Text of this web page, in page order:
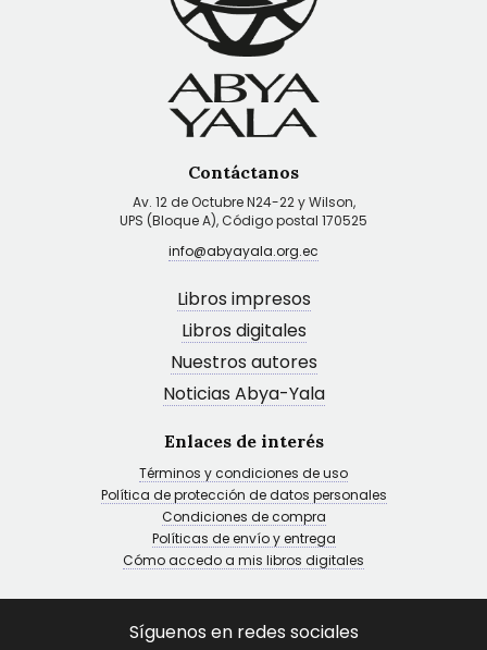
Contáctanos
Av. 12 de Octubre N24-22 y Wilson,
UPS (Bloque A), Código postal 170525
info@abyayala.org.ec
Libros impresos
Libros digitales
Nuestros autores
Noticias Abya-Yala
Enlaces de interés
Términos y condiciones de uso
Política de protección de datos personales
Condiciones de compra
Políticas de envío y entrega
Cómo accedo a mis libros digitales
Síguenos en redes sociales